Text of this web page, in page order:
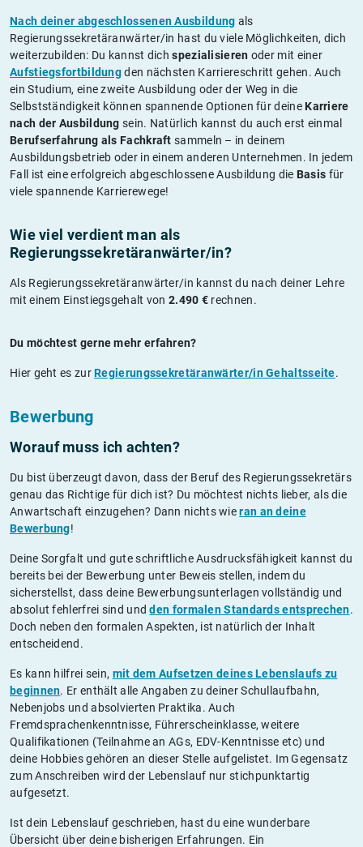
Nach deiner abgeschlossenen Ausbildung als
Regierungssekretäranwärter/in hast du viele Möglichkeiten, dich
weiterzubilden: Du kannst dichspezialisieren oder mit einer
Aufstiegsfortbildungden nächsten Karriereschritt gehen. Auch
ein Studium, eine zweite Ausbildung oder der Weg in die
Selbstständigkeit können spannende Optionen für deine Karriere
nach der Ausbildung sein. Natürlich kannst du auch erst einmal
Berufserfahrung als Fachkraft sammeln – in deinem
Ausbildungsbetrieb oder in einem anderen Unternehmen. In jedem
Fall ist eine erfolgreich abgeschlossene Ausbildung die Basis für
viele spannende Karrierewege!
Wie viel verdient man als
Regierungssekretäranwärter/in?
Als Regierungssekretäranwärter/in kannst du nach deiner Lehre
mit einem Einstiegsgehalt von2.490 € rechnen.
Du möchtest gerne mehr erfahren?
Hier geht es zurRegierungssekretäranwärter/in Gehaltsseite.
Bewerbung
Worauf muss ich achten?
Du bist überzeugt davon, dass der Beruf des Regierungssekretärs
genau das Richtige für dich ist? Du möchtest nichts lieber, als die
Anwartschaft einzugehen? Dann nichts wieran an deine
Bewerbung!
Deine Sorgfalt und gute schriftliche Ausdrucksfähigkeit kannst du
bereits bei der Bewerbung unter Beweis stellen, indem du
sicherstellst, dass deine Bewerbungsunterlagen vollständig und
absolut fehlerfrei sind undden formalen Standards entsprechen.
Doch neben den formalen Aspekten, ist natürlich der Inhalt
entscheidend.
Es kann hilfrei sein, mit dem Aufsetzen deines Lebenslaufs zu
beginnen. Er enthält alle Angaben zu deiner Schullaufbahn,
Nebenjobs und absolvierten Praktika. Auch
Fremdsprachenkenntnisse, Führerscheinklasse, weitere
Qualifikationen (Teilnahme an AGs, EDV-Kenntnisse etc) und
deine Hobbies gehören an dieser Stelle aufgelistet. Im Gegensatz
zum Anschreiben wird der Lebenslauf nur stichpunktartig
aufgesetzt.
Ist dein Lebenslauf geschrieben, hast du eine wunderbare
Übersicht über deine bisherigen Erfahrungen. Ein